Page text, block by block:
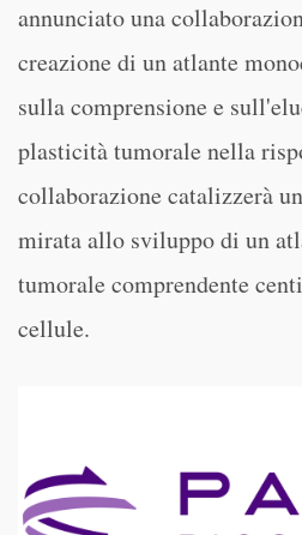
annunciato una
creazione di un atlante
sulla comprensione e
plasticità tumorale nella
collaborazione catalizzerà
mirata allo sviluppo di un
tumorale comprendente
cellule.